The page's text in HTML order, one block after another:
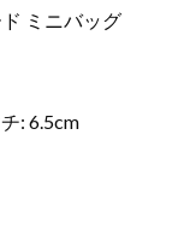
ミニバッグ
: 6.5cm